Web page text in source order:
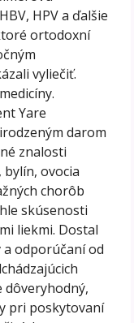
HPV a ďalšie
ortodoxní
vyliečiť.
Yare
darom
znalosti
ovocia
chorôb
skúsenosti
liekmi. Dostal
a odporúčaní od
dôveryhodný,
pri poskytovaní